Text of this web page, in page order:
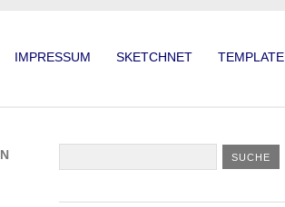
IMPRESSUM SKETCHNET TEMPLATE